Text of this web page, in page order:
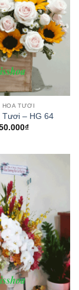
HOA TƯƠI
Tươi – HG 64
₫